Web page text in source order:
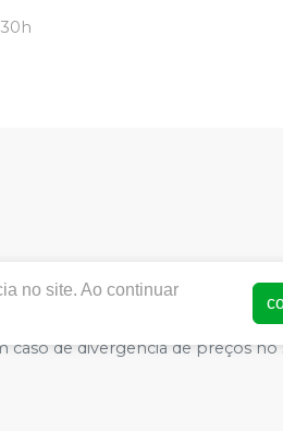
ODONTOLOGICO LTDA |
DOS SANTOS CRO/RJ nº
caso de divergência de preços
no site. Ao continuar